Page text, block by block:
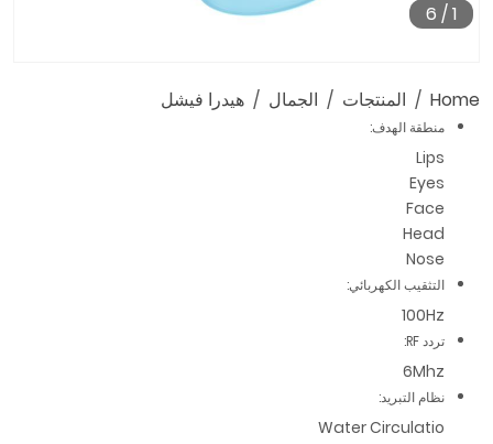
Home المنتجات الجمال هيدرا فيشل
منطقة الهدف:
Lips
Eyes
Face
Head
Nose
التثقيب الكهربائي:
100Hz
تردد RF:
6Mhz
نظام التبريد:
Water Circulatio
1
/
6